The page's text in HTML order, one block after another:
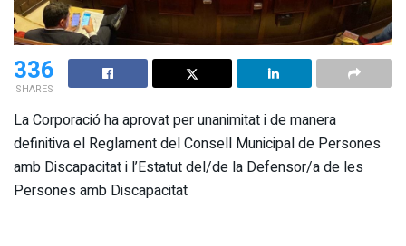
336
SHARES
La Corporació ha aprovat per unanimitat i de manera
definitiva el Reglament del Consell Municipal de Persones
amb Discapacitat i l’Estatut del/de la Defensor/a de les
Persones amb Discapacitat